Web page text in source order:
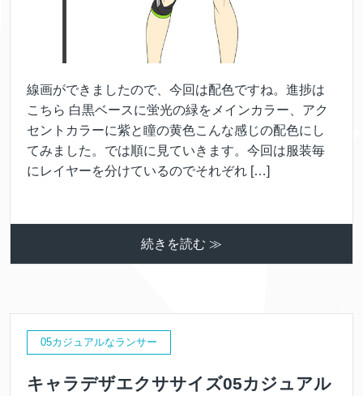
線画ができましたので、今回は配色ですね。進捗は
こちら 白黒ベースに蛍光の緑をメインカラー、アク
セントカラーに紫と瞳の黄色こんな感じの配色にし
てみました。では順に見ていきます。今回は服装毎
にレイヤーを分けているのでそれぞれ […]
続きを読む ≫
05カジュアルなランサー
キャラデザエクササイズ05カジュアル